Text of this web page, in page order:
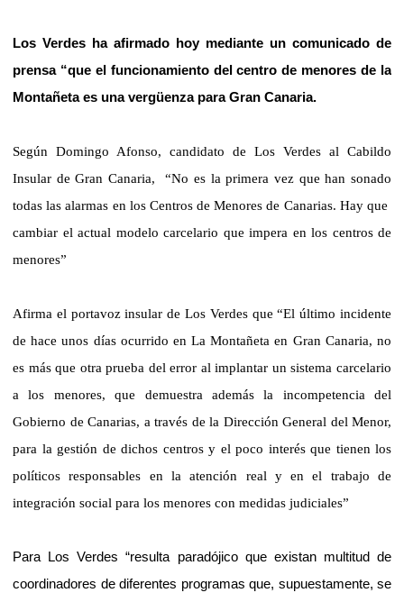
Los Verdes ha afirmado hoy mediante un comunicado de
prensa “que el funcionamiento del centro de menores de la
Montañeta es una vergüenza para Gran Canaria.
Según Domingo Afonso, candidato de Los Verdes al Cabildo
Insular de Gran Canaria,
“No es la primera vez que han sonado
todas las alarmas en los Centros de Menores de Canarias. Hay que
cambiar el actual modelo carcelario que impera en los centros de
menores”
Afirma el portavoz insular de Los Verdes que “El último incidente
de hace unos días ocurrido en La Montañeta en Gran Canaria, no
es más que otra prueba del error al implantar un sistema carcelario
a los menores, que demuestra además la incompetencia del
Gobierno de Canarias, a través de la Dirección General del Menor,
para la gestión de dichos centros y el poco interés que tienen los
políticos responsables en la atención real y en el trabajo de
integración social para los menores con medidas judiciales”
Para Los Verdes “resulta paradójico que existan multitud de
coordinadores de diferentes programas que, supuestamente, se